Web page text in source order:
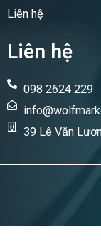
Liên hệ
Liên hệ
098 2624 229
39 Lê Văn